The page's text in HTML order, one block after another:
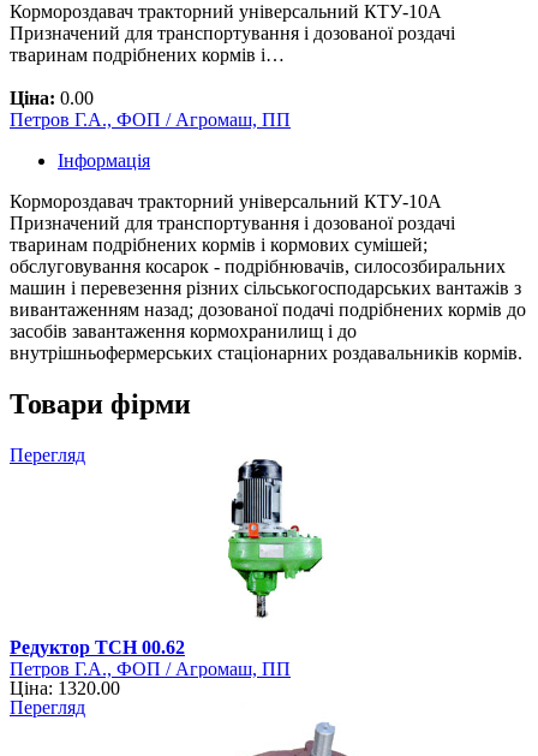
Кормороздавач тракторний універсальний КТУ-10А
Призначений для транспортування і дозованої роздачі
тваринам подрібнених кормів і…
Ціна: 0.00
Петров Г.А., ФОП / Агромаш, ПП
Інформація
Кормороздавач тракторний універсальний КТУ-10А
Призначений для транспортування і дозованої роздачі
тваринам подрібнених кормів і кормових сумішей;
обслуговування косарок - подрібнювачів, силосозбиральних
машин і перевезення різних сільськогосподарських вантажів з
вивантаженням назад; дозованої подачі подрібнених кормів до
засобів завантаження кормохранилищ і до
внутрішньофермерських стаціонарних роздавальників кормів.
Товари фірми
Перегляд
Редуктор ТСН 00.62
Петров Г.А., ФОП / Агромаш, ПП
Ціна: 1320.00
Перегляд